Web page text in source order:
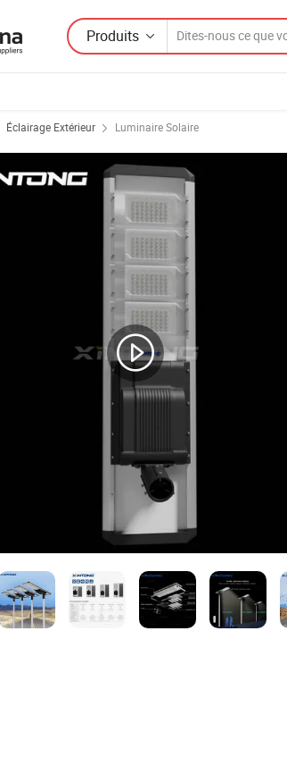
Produits
Éclairage Extérieur Luminaire Solaire